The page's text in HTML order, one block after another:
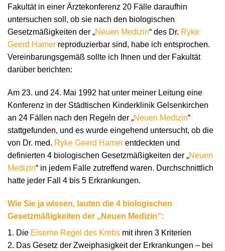
Fakultät in einer Ärztekonferenz 20 Fälle daraufhin
untersuchen soll, ob sie nach den biologischen
Gesetzmäßigkeiten der „Neuen Medizin“ des Dr. Ryke
Geerd Hamer reproduzierbar sind, habe ich entsprochen.
Vereinbarungsgemäß sollte ich Ihnen und der Fakultät
darüber berichten:
Am 23. und 24. Mai 1992 hat unter meiner Leitung eine
Konferenz in der Städtischen Kinderklinik Gelsenkirchen
an 24 Fällen nach den Regeln der „Neuen Medizin“
stattgefunden, und es wurde eingehend untersucht, ob die
von Dr. med. Ryke Geerd Hamer entdeckten und
definierten 4 biologischen Gesetzmäßigkeiten der „Neuen
Medizin“ in jedem Falle zutreffend waren. Durchschnittlich
hatte jeder Fall 4 bis 5 Erkrankungen.
Wie Sie ja wissen, lauten die 4 biologischen
Gesetzmäßigkeiten der „Neuen Medizin“:
1. Die Eiserne Regel des Krebs mit ihren 3 Kriterien
2. Das Gesetz der Zweiphasigkeit der Erkrankungen – bei